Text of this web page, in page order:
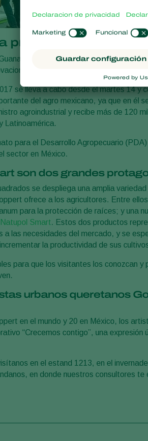
presentar nuestras
- Koppert está presente en el
logradas en sus 50 años de
se lleva a cabo desde el martes 14 y
del agro mexicano, ya que en él
agroindustrial y recibe más de 120
Latinoamérica.
para el Desarrollo Agropecuario
sector en México.
son dos grandes
se despliega una amplia
ofrece a los agricultores. Entre
para la protección de raíces; y una
Natupol Smart. Estos dos productos
a las necesidades del mercado, y se
la productividad de sus
para que los visitantes los conozcan y
urbanos queretanos
en el mundo y 20 en México, los
“Crecemos contigo”, una expresión
en el estand 1213, en el
en donde nuestros consultores